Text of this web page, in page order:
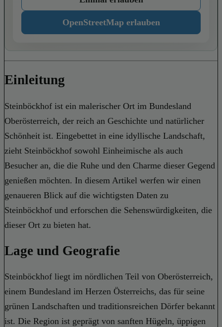
OpenStreetMap erlauben
Einleitung
Steinböckhof ist ein malerischer Ort im Bundesland
Oberösterreich, der reich an Geschichte und natürlicher
Schönheit ist. Eingebettet in eine idyllische Landschaft,
zieht Steinböckhof sowohl Einheimische als auch
Besucher an, die die Ruhe und den Charme dieser Gegend
genießen möchten. In diesem Artikel werfen wir einen
genaueren Blick auf die wichtigsten Daten zu
Steinböckhof und erforschen die Sehenswürdigkeiten, die
dieser Ort zu bieten hat.
Lage und Geografie
Steinböckhof liegt im nördlichen Teil von Oberösterreich,
einem Bundesland im Herzen Österreichs, das für seine
grünen Landschaften und traditionsreichen Dörfer bekannt
ist. Die Region ist geprägt von sanften Hügeln, üppigen